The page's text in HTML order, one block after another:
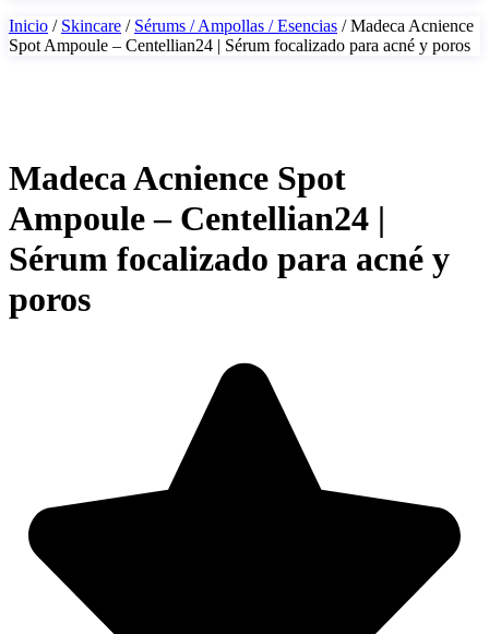
Inicio / Skincare / Sérums / Ampollas / Esencias / Madeca Acnience
Spot Ampoule – Centellian24 | Sérum focalizado para acné y poros
Madeca Acnience Spot
Ampoule – Centellian24 |
Sérum focalizado para acné y
poros